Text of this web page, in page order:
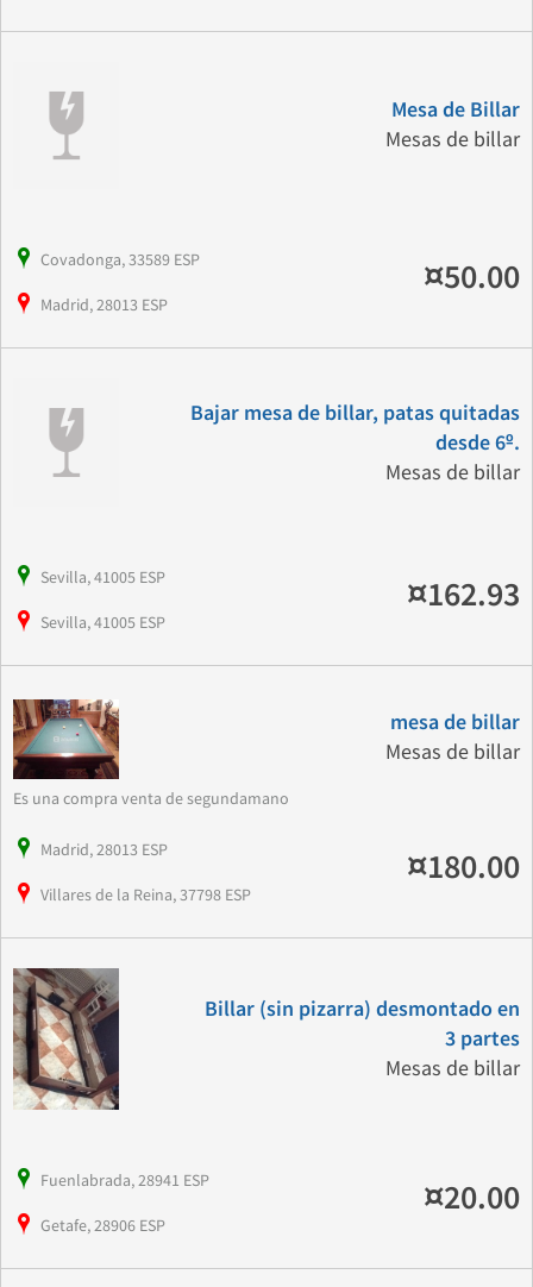
Mesa de Billar
Mesas de billar
Covadonga, 33589 ESP
Madrid, 28013 ESP
¤50.00
Bajar mesa de billar, patas quitadas
desde 6º.
Mesas de billar
Sevilla, 41005 ESP
Sevilla, 41005 ESP
¤162.93
mesa de billar
Mesas de billar
Es una compra venta de segundamano
Madrid, 28013 ESP
Villares de la Reina, 37798 ESP
¤180.00
Billar (sin pizarra) desmontado en
3 partes
Mesas de billar
Fuenlabrada, 28941 ESP
Getafe, 28906 ESP
¤20.00